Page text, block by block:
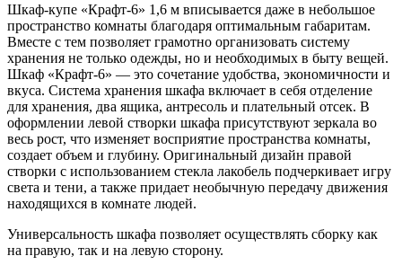
Шкаф-купе «Крафт-6» 1,6 м вписывается даже в небольшое
пространство комнаты благодаря оптимальным габаритам.
Вместе с тем позволяет грамотно организовать систему
хранения не только одежды, но и необходимых в быту вещей.
Шкаф «Крафт-6» — это сочетание удобства, экономичности и
вкуса. Система хранения шкафа включает в себя отделение
для хранения, два ящика, антресоль и плательный отсек. В
оформлении левой створки шкафа присутствуют зеркала во
весь рост, что изменяет восприятие пространства комнаты,
создает объем и глубину. Оригинальный дизайн правой
створки с использованием стекла лакобель подчеркивает игру
света и тени, а также придает необычную передачу движения
находящихся в комнате людей.
Универсальность шкафа позволяет осуществлять сборку как
на правую, так и на левую сторону.